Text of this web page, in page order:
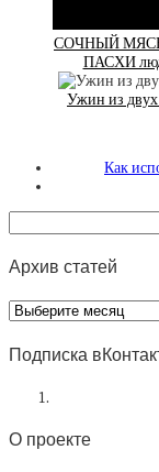
СОЧНЫЙ
ПАСХИ
Ужин из двух
Как
Архив статей
Архив
статей
Подписка
О проекте